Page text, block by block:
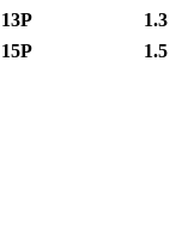
1.3
13P
1.5
15P